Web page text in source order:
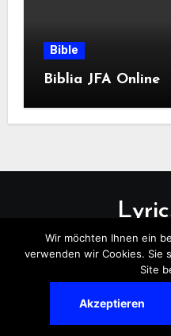
Bible
Biblia JFA Online
Wir möchten Ihnen ein
verwenden wir Cookies. Sie
Site
Akzeptieren